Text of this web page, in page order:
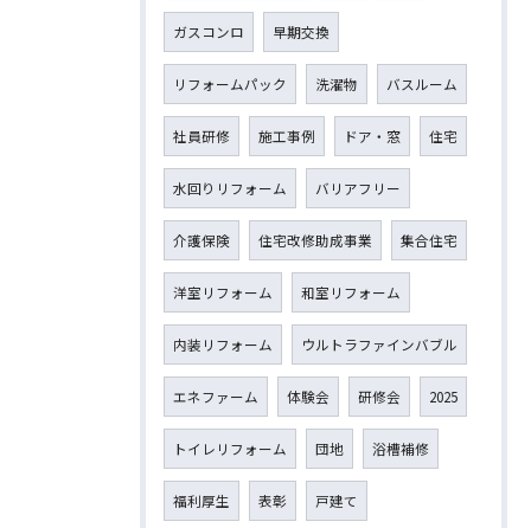
ガスコンロ 早期交換
リフォームパック 洗濯物 バスルーム
社員研修 施工事例 ドア・窓 住宅
水回りリフォーム バリアフリー
介護保険 住宅改修助成事業 集合住宅
洋室リフォーム 和室リフォーム
内装リフォーム ウルトラファインバブル
エネファーム 体験会 研修会 2025
トイレリフォーム 団地 浴槽補修
福利厚生 表彰 戸建て